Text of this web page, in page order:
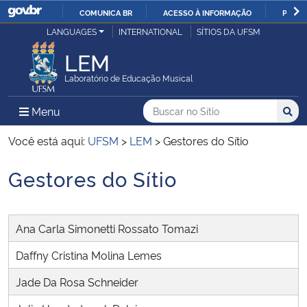
IR
COMUNICA BR ACESSO À INFORMAÇÃO
Ministério da Justiça e Segurança Pública
Ministério da Defesa
Ministério das Relações Exteriores
Ministério da Economia
Ministério da Agricultura, Pecuária e Abastecimento
Ministério da Educação
LANGUAGES INTERNATIONAL SÍTIOS DA UFSM
LEM
Laboratório de Educação Musical
Menu Menu Principal do Sítio
Busca
Buscar no no Sítio
Busca:
Você está aqui: UFSM > LEM >Gestores do Sítio
Início do conteúdo
Gestores do Sítio
Ana Carla Simonetti Rossato Tomazi
Daffny Cristina Molina Lemes
Jade Da Rosa Schneider